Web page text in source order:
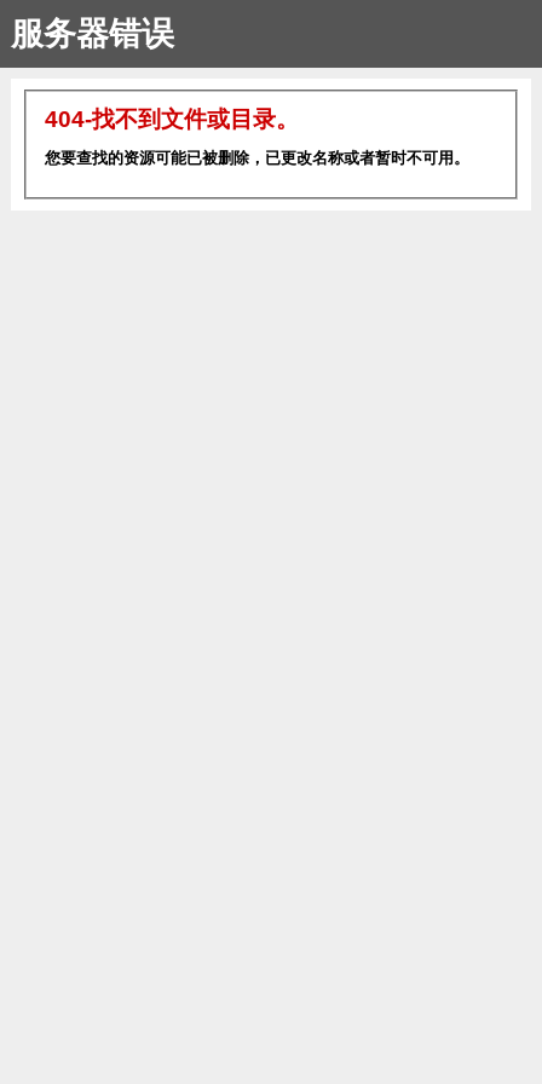
服务器错误
404-找不到文件或目录。
您要查找的资源可能已被删除，已更改名称或者暂时不可用。